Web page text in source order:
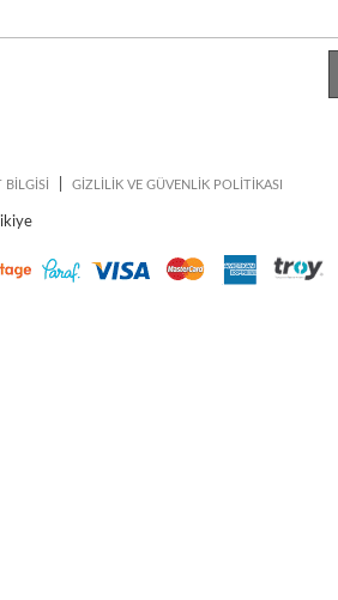
BİLGİSİ GİZLİLİK VE GÜVENLİK POLİTİKASI